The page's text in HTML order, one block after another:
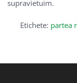
supravietuim.
Etichete: partea